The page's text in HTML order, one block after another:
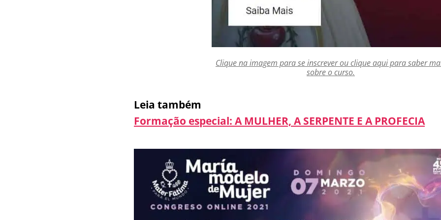
Clique na imagem para se inscrever ou clique aqui para saber
sobre o curso.
Leia também
Formação especial: A MULHER, A SERPENTE E A PROFECIA